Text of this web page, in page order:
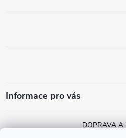
Informace pro vás
DOPRAVA A